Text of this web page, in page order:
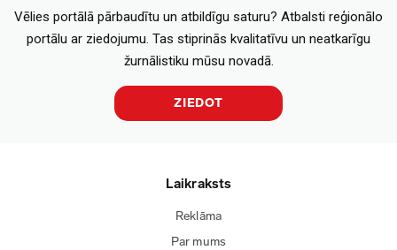
Vēlies portālā pārbaudītu un atbildīgu saturu? Atbalsti reģionālo
portālu ar ziedojumu. Tas stiprinās kvalitatīvu un neatkarīgu
žurnālistiku mūsu novadā.
ZIEDOT
Laikraksts
Reklāma
Par mums